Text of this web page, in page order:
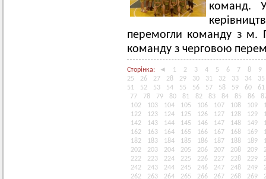
команд.
перемогли команду з м.
команду з черговою
Сторінка: ◄ 1 2 3 4 5 6 7 8
9
25
26 27 28 29 30 31 32 33 34
35
51
52 53 54 55 56 57 58 59 60
61
77
78 79 80 81 82 83 84 85 86
102
103 104 105 106 107 108 109
122
123 124 125 126 127 128 129
142
143 144 145 146 147 148 149
162
163 164 165 166 167 168 169
182
183 184 185 186 187 188 189
202
203 204 205 206 207 208 209
222
223 224 225 226 227 228 229
242
243 244 245 246 247 248 249
262
263 264 265 266 267 268 269